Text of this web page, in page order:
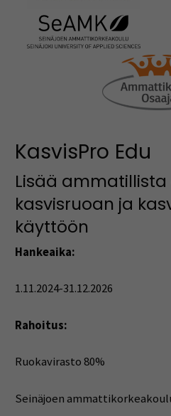
KasvisPro Edu
Lisää
kasvisruoan ja
käyttöön
Hankeaika:
1.11.2024-31.12.2026
Rahoitus:
Ruokavirasto 80%
Seinäjoen